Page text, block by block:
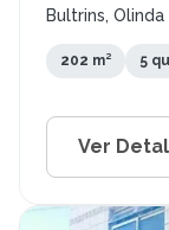
Bultrins, Olinda
202 m² 5
Ver